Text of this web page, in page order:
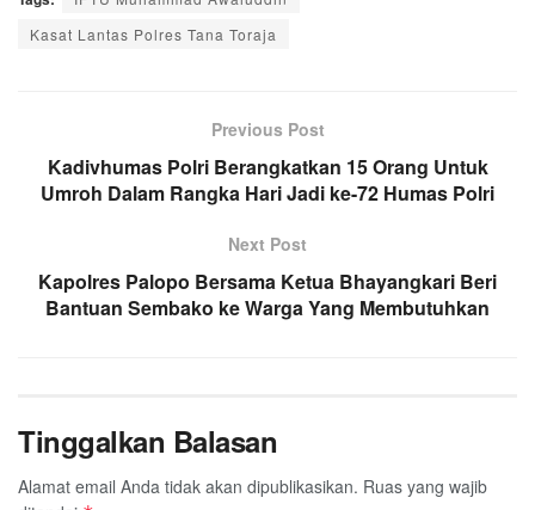
Kasat Lantas Polres Tana Toraja
Previous Post
Kadivhumas Polri Berangkatkan 15 Orang Untuk
Umroh Dalam Rangka Hari Jadi ke-72 Humas Polri
Next Post
Kapolres Palopo Bersama Ketua Bhayangkari Beri
Bantuan Sembako ke Warga Yang Membutuhkan
Tinggalkan Balasan
Alamat email Anda tidak akan dipublikasikan. Ruas yang wajib